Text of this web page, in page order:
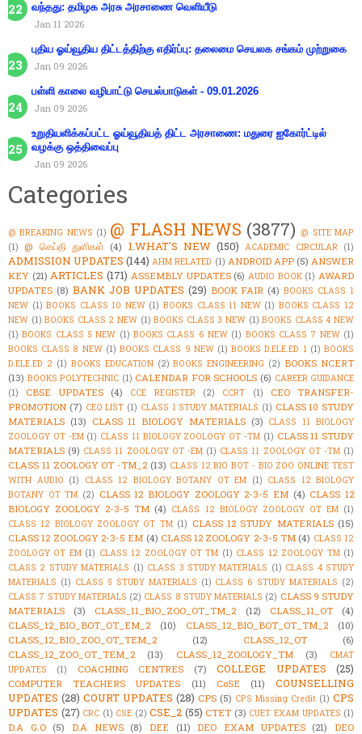
வந்தது: தமிழக அரசு அரசாணை வெளியீடு
Jan 11 2026
புதிய ஓய்வூதிய திட்டத்திற்கு எதிர்ப்பு: தலைமை செயலக சங்கம் முற்றுகை
Jan 09 2026
பள்ளி காலை வழிபாட்டு செயல்பாடுகள் - 09.01.2026
Jan 09 2026
உறுதியளிக்கப்பட்ட ஓய்வூதியத் திட்ட அரசாணை: மதுரை ஐகோர்ட்டில்
வழக்கு ஒத்திவைப்பு
Jan 09 2026
Categories
@ BREAKING NEWS (1) @ FLASH NEWS (3877) @ SITE MAP
(1) @ செய்தி துளிகள் (4) 1.WHAT'S NEW (150) ACADEMIC CIRCULAR (1)
ADMISSION UPDATES (144) AHM RELATED (1) ANDROID APP (5) ANSWER
KEY (21) ARTICLES (171) ASSEMBLY UPDATES (6) AUDIO BOOK (1) AWARD
UPDATES (8) BANK JOB UPDATES (29) BOOK FAIR (4) BOOKS CLASS 1
NEW (1) BOOKS CLASS 10 NEW (1) BOOKS CLASS 11 NEW (1) BOOKS CLASS 12
NEW (1) BOOKS CLASS 2 NEW (1) BOOKS CLASS 3 NEW (1) BOOKS CLASS 4 NEW
(1) BOOKS CLASS 5 NEW (1) BOOKS CLASS 6 NEW (1) BOOKS CLASS 7 NEW (1)
BOOKS CLASS 8 NEW (1) BOOKS CLASS 9 NEW (1) BOOKS D.ELE.ED 1 (1) BOOKS
D.ELE.ED 2 (1) BOOKS EDUCATION (2) BOOKS ENGINEERING (2) BOOKS NCERT
(13) BOOKS POLYTECHNIC (1) CALENDAR FOR SCHOOLS (6) CAREER GUIDANCE
(1)
CBSE UPDATES (4) CCE REGISTER (2) CCRT (1)
CEO TRANSFER-
PROMOTION (7) CEO LIST (1) CLASS 1 STUDY MATERIALS (1) CLASS 10 STUDY
MATERIALS (13) CLASS 11 BIOLOGY MATERIALS (3) CLASS 11 BIOLOGY
ZOOLOGY OT -EM (1) CLASS 11 BIOLOGY ZOOLOGY OT -TM (1) CLASS 11 STUDY
MATERIALS (9) CLASS 11 ZOOLOGY OT -EM (1) CLASS 11 ZOOLOGY OT -TM (1)
CLASS 11 ZOOLOGY OT -TM_2 (13) CLASS 12 BIO BOT - BIO ZOO ONLINE TEST
WITH AUDIO (1) CLASS 12 BIOLOGY BOTANY OT EM (1) CLASS 12 BIOLOGY
BOTANY OT TM (2) CLASS 12 BIOLOGY ZOOLOGY 2-3-5 EM (4) CLASS 12
BIOLOGY ZOOLOGY 2-3-5 TM (4) CLASS 12 BIOLOGY ZOOLOGY OT EM (1)
CLASS 12 BIOLOGY ZOOLOGY OT TM (1) CLASS 12 STUDY MATERIALS (15)
CLASS 12 ZOOLOGY 2-3-5 EM (4) CLASS 12 ZOOLOGY 2-3-5 TM (4) CLASS 12
ZOOLOGY OT EM (1) CLASS 12 ZOOLOGY OT TM (1) CLASS 12 ZOOLOGY TM (1)
CLASS 2 STUDY MATERIALS (1) CLASS 3 STUDY MATERIALS (1) CLASS 4 STUDY
MATERIALS (1) CLASS 5 STUDY MATERIALS (1) CLASS 6 STUDY MATERIALS (2)
CLASS 7 STUDY MATERIALS (2) CLASS 8 STUDY MATERIALS (2) CLASS 9 STUDY
MATERIALS
(3) CLASS_11_BIO_ZOO_OT_TM_2 (12) CLASS_11_OT
(4)
CLASS_12_BIO_BOT_OT_EM_2
(10) CLASS_12_BIO_BOT_OT_TM_2
(10)
CLASS_12_BIO_ZOO_OT_TEM_2
(12) CLASS_12_OT
(6)
CLASS_12_ZOO_OT_TEM_2
(13) CLASS_12_ZOOLOGY_TM (3)
CMAT
UPDATES
(1) COACHING CENTRES (7) COLLEGE UPDATES (25)
COMPUTER TEACHERS UPDATES (11) CoSE (11)
COUNSELLING
UPDATES (28) COURT UPDATES (28) CPS (5) CPS Missing Credit (1) CPS
UPDATES (27) CRC (1) CSE (2) CSE_2 (55) CTET (3) CUET EXAM UPDATES (1)
D.A G.O (5) D.A NEWS (8) DEE (11) DEO EXAM UPDATES (21)
DEO